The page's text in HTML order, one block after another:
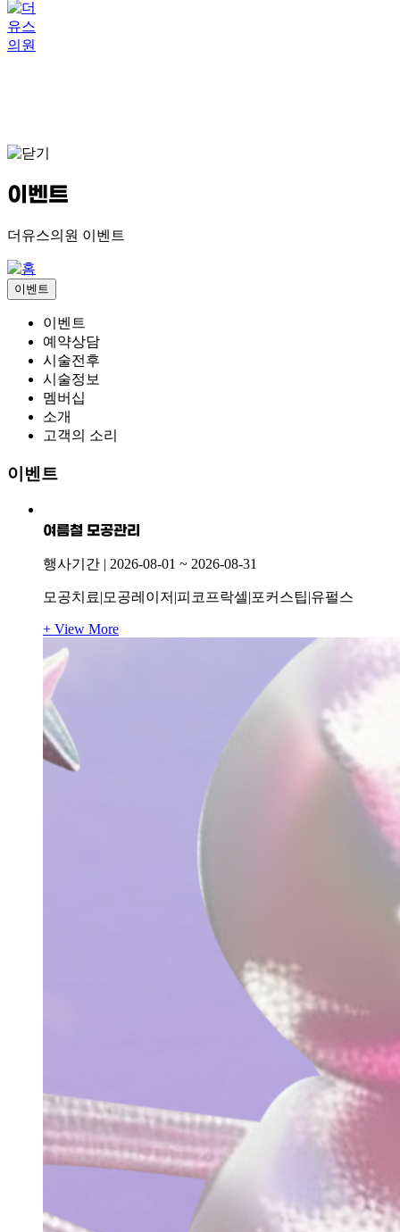
이벤트
더유스의원 이벤트
이벤트
이벤트
예약상담
시술전후
시술정보
멤버십
소개
고객의 소리
이벤트
여름철 모공관리
행사기간 | 2026-08-01 ~ 2026-08-31
모공치료|모공레이저|피코프락셀|포커스팁|유펄스
+ View More